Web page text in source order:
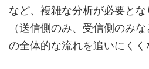
など、複雑な分析が必要と
（送信側のみ、受信側のみ
の全体的な流れを追いにくく